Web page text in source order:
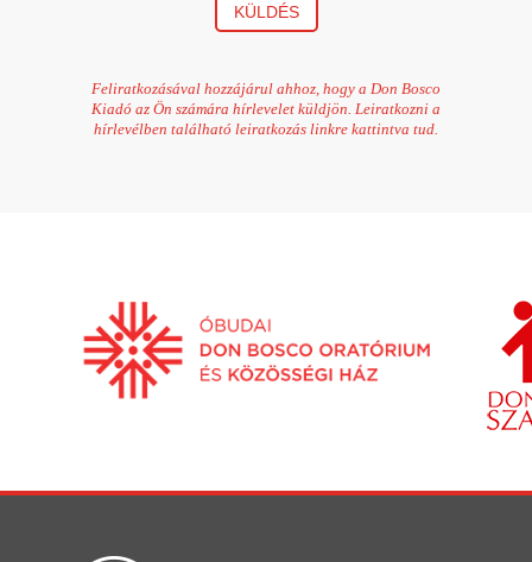
KÜLDÉS
Feliratkozásával hozzájárul ahhoz, hogy a Don Bosco
Kiadó az Ön számára hírlevelet küldjön. Leiratkozni a
hírlevélben található leiratkozás linkre kattintva tud.